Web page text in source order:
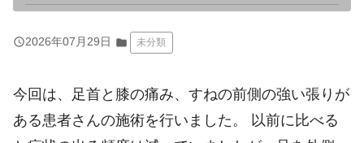
query_builder2026年07月29日 folder 未分類
今回は、足首と膝の痛み、すねの前側の強い張りが
ある患者さんの施術を行いました。 以前に比べる